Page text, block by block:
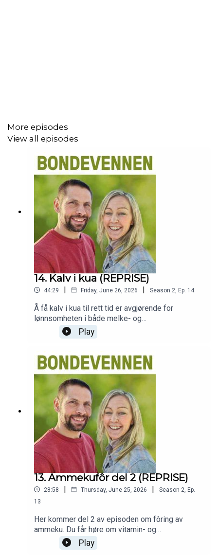
More episodes
View all episodes
14. Kalv i kua (REPRISE)
44:29 | Friday, June 26, 2026 | Season 2 Ep. 14
Å få kalv i kua til rett tid er avgjørende for
lønnsomheten i både melke- og
ammekuproduksjon. Men hvordan? I denne
episoden får du de beste tipsene til veterinær i
melkeprodusent Lars Egil Lauten.Fagbladet
Bondevennens podcast blir presentert i
samarbeid med Sparebank 1 SR-Bank og Tveit
Rekneskap og Felleskjøpet Rogaland Agder.
Play
13. Ammekufôr del 2 (REPRISE)
28:58 | Thursday, June 25, 2026 | Season 2 Ep.
13
Her kommer del 2 av episoden om fôring av
ammeku. Du får høre om vitamin- og
mineraltildeling, sykdomsforebygging og det som
skal til for å ha en frisk besetning med ammekyr,
Play